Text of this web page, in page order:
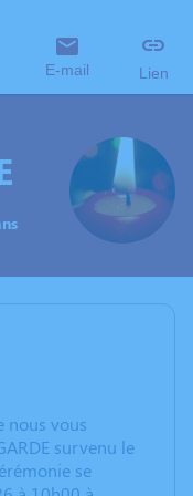
E-mail Lien
nous vous
survenu le
se